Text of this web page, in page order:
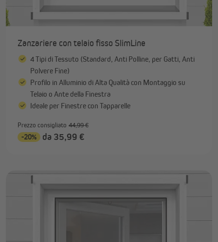
Zanzariere con telaio fisso SlimLine
4 Tipi di Tessuto (Standard, Anti Polline, per Gatti, Anti
Polvere Fine)
Profilo in Alluminio di Alta Qualità con Montaggio su
Telaio o Ante della Finestra
Ideale per Finestre con Tapparelle
Prezzo consigliato 44,99 €
-20% da 35,99 €